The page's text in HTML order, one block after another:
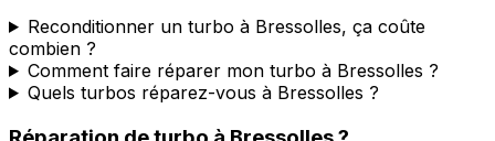
Reconditionner un turbo à Bressolles, ça coûte
combien ?
Comment faire réparer mon turbo à Bressolles ?
Quels turbos réparez-vous à Bressolles ?